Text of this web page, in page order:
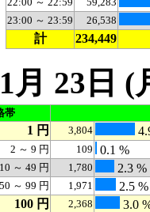
23:00 ～ 23:59
26,538
計 234,449
月 23日
帯
1 円 3,804
2 ～ 9 円 109 0.1 %
10 ～ 49 円 1,780 2.3 %
50 ～ 99 円 1,971
2.5 %
100 円
2,368 3.0